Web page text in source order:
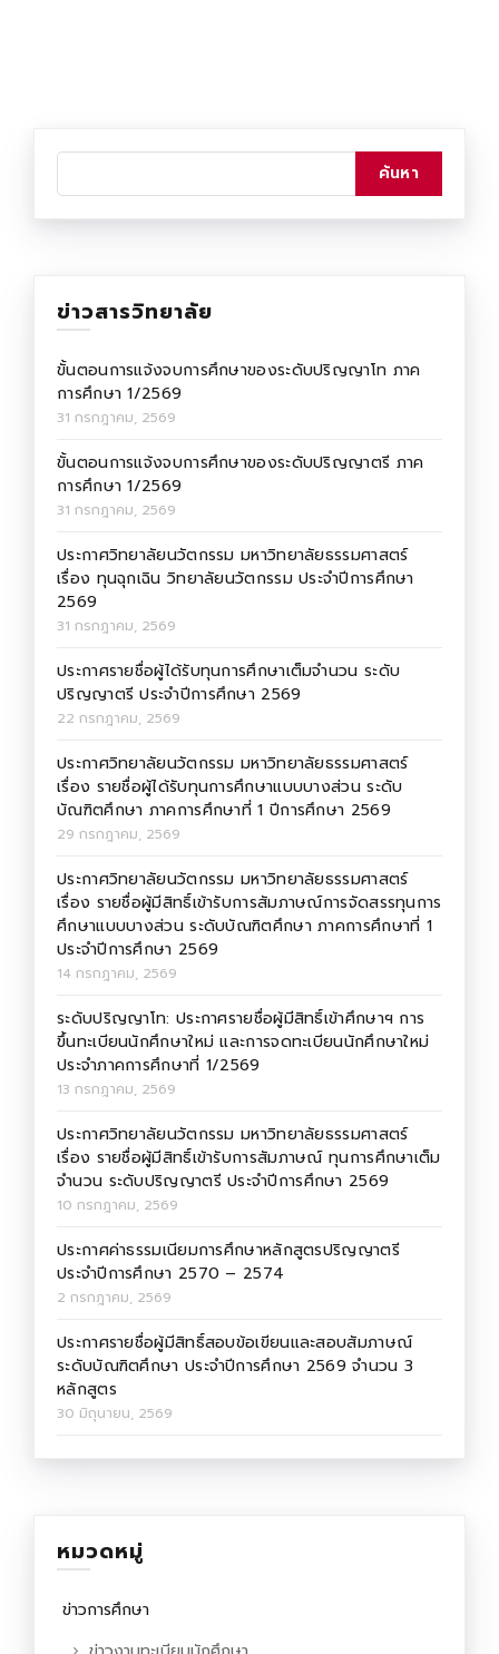
ข่าวสารวิทยาลัย
ขั้นตอนการแจ้งจบการศึกษาของระดับปริญญาโท ภาค
การศึกษา 1/2569
31 กรกฎาคม, 2569
ขั้นตอนการแจ้งจบการศึกษาของระดับปริญญาตรี ภาค
การศึกษา 1/2569
31 กรกฎาคม, 2569
ประกาศวิทยาลัยนวัตกรรม มหาวิทยาลัยธรรมศาสตร์
เรื่อง ทุนฉุกเฉิน วิทยาลัยนวัตกรรม ประจำปีการศึกษา
2569
31 กรกฎาคม, 2569
ประกาศรายชื่อผู้ได้รับทุนการศึกษาเต็มจำนวน ระดับ
ปริญญาตรี ประจำปีการศึกษา 2569
22 กรกฎาคม, 2569
ประกาศวิทยาลัยนวัตกรรม มหาวิทยาลัยธรรมศาสตร์
เรื่อง รายชื่อผู้ได้รับทุนการศึกษาแบบบางส่วน ระดับ
บัณฑิตศึกษา ภาคการศึกษาที่ 1 ปีการศึกษา 2569
29 กรกฎาคม, 2569
ประกาศวิทยาลัยนวัตกรรม มหาวิทยาลัยธรรมศาสตร์
เรื่อง รายชื่อผู้มีสิทธิ์เข้ารับการสัมภาษณ์การจัดสรรทุนการ
ศึกษาแบบบางส่วน ระดับบัณฑิตศึกษา ภาคการศึกษาที่ 1
ประจำปีการศึกษา 2569
14 กรกฎาคม, 2569
ระดับปริญญาโท: ประกาศรายชื่อผู้มีสิทธิ์เข้าศึกษาฯ การ
ขึ้นทะเบียนนักศึกษาใหม่ และการจดทะเบียนนักศึกษาใหม่
ประจำภาคการศึกษาที่ 1/2569
13 กรกฎาคม, 2569
ประกาศวิทยาลัยนวัตกรรม มหาวิทยาลัยธรรมศาสตร์
เรื่อง รายชื่อผู้มีสิทธิ์เข้ารับการสัมภาษณ์ ทุนการศึกษาเต็ม
จำนวน ระดับปริญญาตรี ประจำปีการศึกษา 2569
10 กรกฎาคม, 2569
ประกาศค่าธรรมเนียมการศึกษาหลักสูตรปริญญาตรี
ประจำปีการศึกษา 2570 – 2574
2 กรกฎาคม, 2569
ประกาศรายชื่อผู้มีสิทธิ์สอบข้อเขียนและสอบสัมภาษณ์
ระดับบัณฑิตศึกษา ประจำปีการศึกษา 2569 จำนวน 3
หลักสูตร
30 มิถุนายน, 2569
หมวดหมู่
ข่าวการศึกษา